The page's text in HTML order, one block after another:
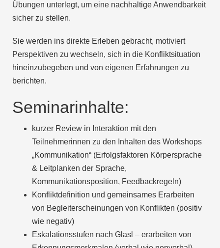
Übungen unterlegt, um eine nachhaltige Anwendbarkeit
sicher zu stellen.
Sie werden ins direkte Erleben gebracht, motiviert
Perspektiven zu wechseln, sich in die Konfliktsituation
hineinzubegeben und von eigenen Erfahrungen zu
berichten.
Seminarinhalte:
kurzer Review in Interaktion mit den
Teilnehmerinnen zu den Inhalten des Workshops
„Kommunikation“ (Erfolgsfaktoren Körpersprache
& Leitplanken der Sprache,
Kommunikationsposition, Feedbackregeln)
Konfliktdefinition und gemeinsames Erarbeiten
von Begleiterscheinungen von Konflikten (positiv
wie negativ)
Eskalationsstufen nach Glasl – erarbeiten von